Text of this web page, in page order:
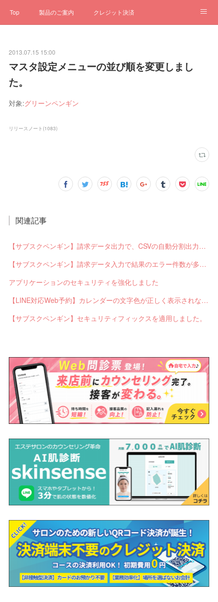
Top 製品のご案内 クレジット決済
クローゼット
2013.07.15 15:00
マスタ設定メニューの並び順を変更しまし
た。
対象:グリーンペンギン
リリースノート (1083)
関連記事
【サブスクペンギン】請求データ出力で、CSVの自動分割出力と出力ステータスの確認ができるようになりました。
【サブスクペンギン】請求データ入力で結果のエラー件数が多い場合に応答不能になるバグを修正しました。
アプリケーションのセキュリティを強化しました
【LINE対応Web予約】カレンダーの文字色が正しく表示されないバグを修正しました。
【サブスクペンギン】セキュリティフィックスを適用しました。